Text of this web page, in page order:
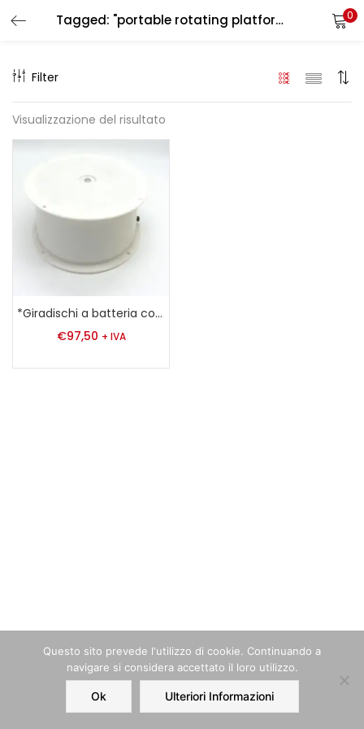
Tagged: "portable rotating platform" 0
Home Order Account
Filter
Visualizzazione del risultato
*Giradischi a batteria con capacità di carico di 4 kg
€97,50 + IVA
LOGIN REGISTER
Enter your username and password to login.
Questo sito prevede l‘utilizzo di cookie. Continuando a
navigare si considera accettato il loro utilizzo.
Ok Ulteriori Informazioni